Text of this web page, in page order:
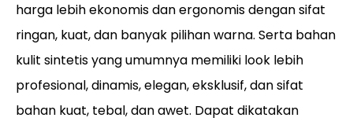
harga lebih ekonomis dan ergonomis dengan sifat
ringan, kuat, dan banyak pilihan warna. Serta bahan
kulit sintetis yang umumnya memiliki look lebih
profesional, dinamis, elegan, eksklusif, dan sifat
bahan kuat, tebal, dan awet. Dapat dikatakan